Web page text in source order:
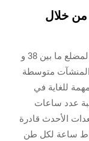
من خلال
تستهلك الآلات المستخدمة في إنتاج صناديق المضلع ما بين 38 و
المنشآت متوسطة
للغاية في
عدد ساعات
الأحدث قادرة
كفاءة تبلغ حوالي 2.9 كيلوواط ساعة لكل طن